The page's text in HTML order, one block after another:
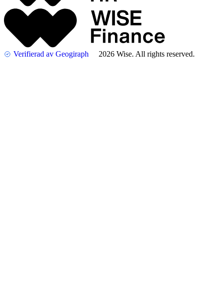
Verifierad av Geogiraph 2026 Wise. All rights reserved.